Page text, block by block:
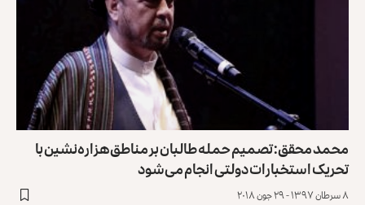
محمد محقق: تصمیم حمله طالبان بر مناطق هزاره‌نشین با
تحریک استخبارات دولتی انجام می‌شود
۸ سرطان ۱۳۹۷ - ۲۹ جون ۲۰۱۸